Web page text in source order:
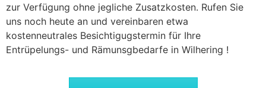
zur Verfügung ohne jegliche Zusatzkosten. Rufen Sie
uns noch heute an und vereinbaren etwa
kostenneutrales Besichtigugstermin für Ihre
Entrüpelungs- und Rämunsgbedarfe in Wilhering !